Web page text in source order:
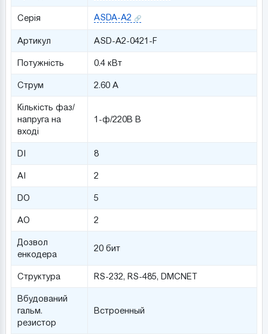
Серія ASDA-A2
Артикул ASD-A2-0421-F
Потужність 0.4 кВт
Струм 2.60 А
Кількість фаз/
напруга на
вході
1-ф/220В В
DI 8
AI 2
DO 5
AO 2
Дозвол
енкодера
20 бит
Структура RS-232, RS-485, DMCNET
Вбудований
гальм.
резистор
Встроенный